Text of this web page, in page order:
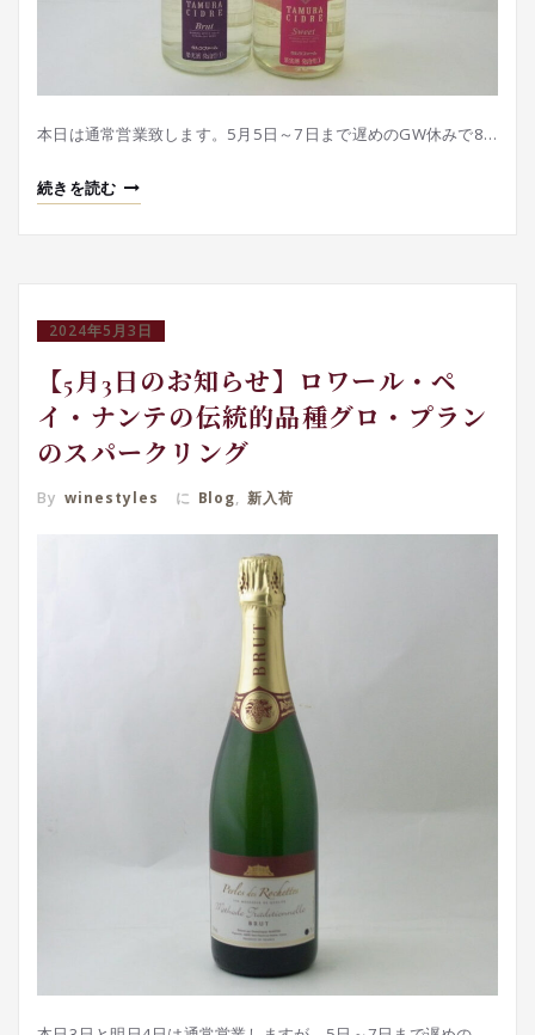
本日は通常営業致します。5月5日～7日まで遅めのGW休みで8…
続きを読む
2024年5月3日
【5月3日のお知らせ】ロワール・ペ
イ・ナンテの伝統的品種グロ・プラン
のスパークリング
By winestyles に Blog, 新入荷